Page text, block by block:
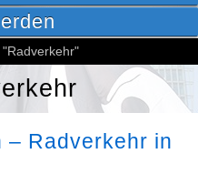
RSS
Feed
– Radverkehr in